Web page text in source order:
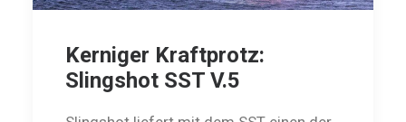
Kerniger Kraftprotz:
Slingshot SST V.5